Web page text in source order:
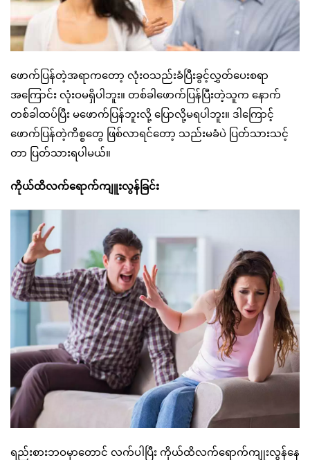
ဖောက်ပြန်တဲ့အရာကတော့ လုံးဝသည်းခံပြီးခွင့်လွှတ်ပေးစရာ
အကြောင်း လုံးဝမရှိပါဘူး။ တစ်ခါဖောက်ပြန်ပြီးတဲ့သူက နောက်
တစ်ခါထပ်ပြီး မဖောက်ပြန်ဘူးလို့ ပြောလို့မရပါဘူး။ ဒါကြောင့်
ဖောက်ပြန်တဲ့ကိစ္စတွေ ဖြစ်လာရင်တော့ သည်းမခံပဲ ပြတ်သားသင့်
တာ ပြတ်သားရပါမယ်။
ကိုယ်ထိလက်ရောက်ကျူးလွန်ခြင်း
ရည်းစားဘဝမှာတောင် လက်ပါပြီး ကိုယ်ထိလက်ရောက်ကျုးလွန်နေ